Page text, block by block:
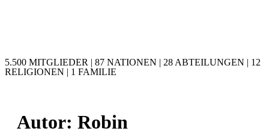
5.500 MITGLIEDER | 87 NATIONEN | 28 ABTEILUNGEN | 12
RELIGIONEN | 1 FAMILIE
Autor: Robin